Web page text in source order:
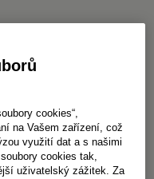
cookies“,
na Vašem zařízení, což
využití dat a s našimi
cookies tak,
uživatelský zážitek. Za